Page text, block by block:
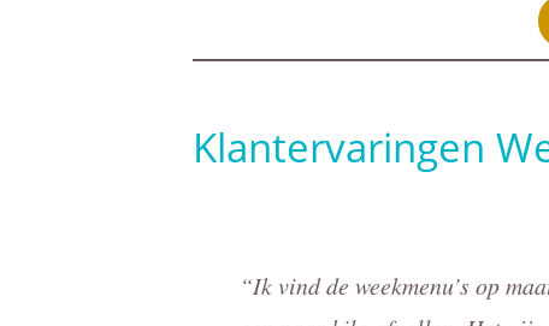
Klantervaringen
“Ik vind de weekmenu’s op